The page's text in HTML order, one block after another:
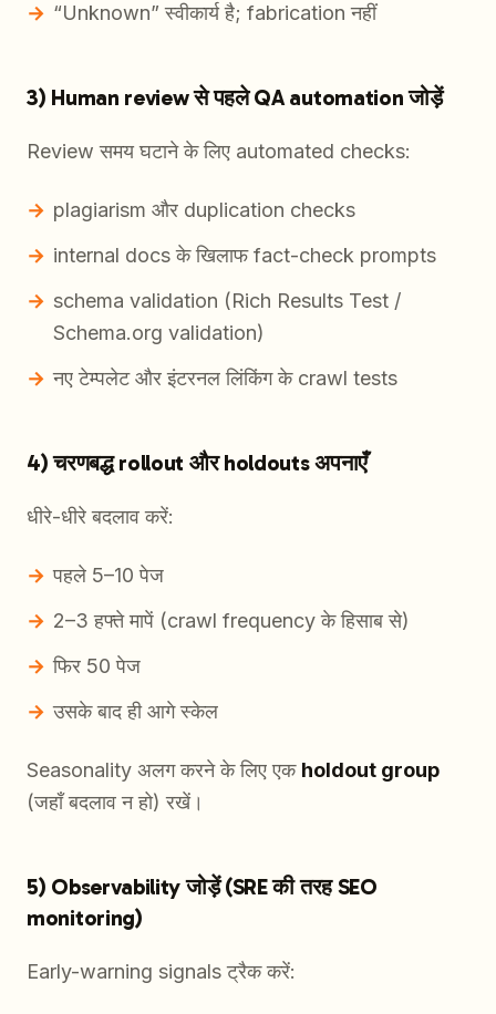
“Unknown” स्वीकार्य है; fabrication नहीं
3) Human review से पहले QA automation जोड़ें
Review समय घटाने के लिए automated checks:
plagiarism और duplication checks
internal docs के खिलाफ fact-check prompts
schema validation (Rich Results Test /
Schema.org validation)
नए टेम्पलेट और इंटरनल लिंकिंग के crawl tests
4) चरणबद्ध rollout और holdouts अपनाएँ
धीरे-धीरे बदलाव करें:
पहले 5–10 पेज
2–3 हफ्ते मापें (crawl frequency के हिसाब से)
फिर 50 पेज
उसके बाद ही आगे स्केल
Seasonality अलग करने के लिए एक holdout group
(जहाँ बदलाव न हो) रखें।
5) Observability जोड़ें (SRE की तरह SEO
monitoring)
Early-warning signals ट्रैक करें: